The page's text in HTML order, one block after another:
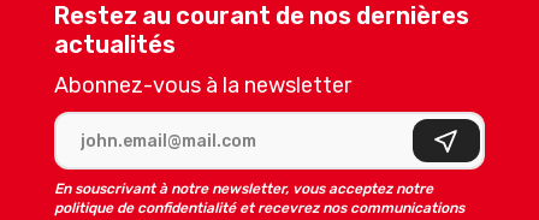
Restez au courant de nos dernières
actualités
Abonnez-vous à la newsletter
S'inscrire
En souscrivant à notre newsletter, vous acceptez notre
politique de confidentialité et recevrez nos communications